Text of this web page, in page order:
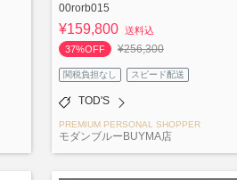
00rorb015
¥159,800 送料込
37%OFF
¥256,300
関税負担なし スピード配送
TOD'S
PREMIUM PERSONAL SHOPPER
モダンブルーBUYMA店